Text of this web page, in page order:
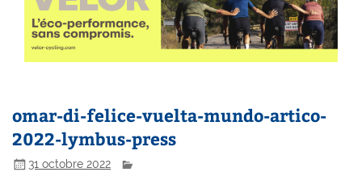
omar-di-felice-vuelta-mundo-artico-
2022-lymbus-press
31 octobre 2022